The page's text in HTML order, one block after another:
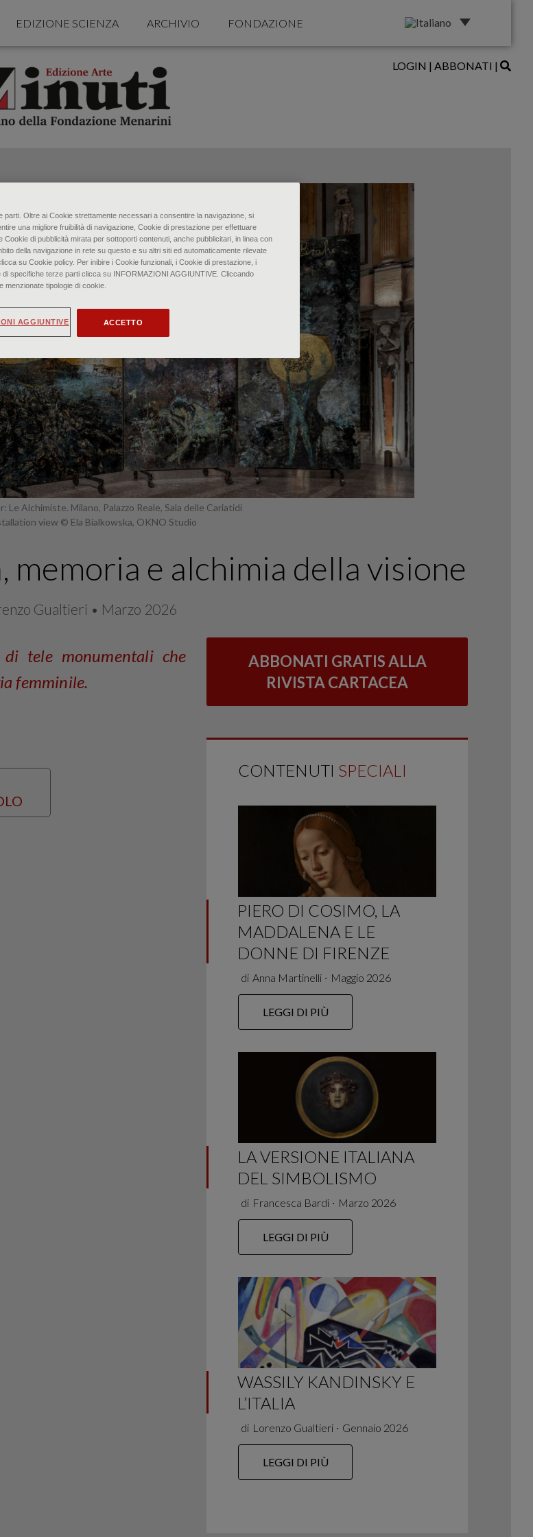
EDIZIONE SCIENZA ARCHIVIO FONDAZIONE
LOGIN | ABBONATI |
Le Alchimiste. Milano, Palazzo Reale, Sala delle Cariatidi
view © Ela Bialkowska, OKNO Studio
e alchimia della visione
Gualtieri • Marzo 2026
di tele monumentali che
femminile.
ABBONATI GRATIS ALLA
RIVISTA CARTACEA
CONTENUTI SPECIALI
PIERO DI COSIMO, LA
MADDALENA E LE
DONNE DI FIRENZE
di Anna Martinelli ∙ Maggio 2026
LEGGI DI PIÙ
LA VERSIONE ITALIANA
DEL SIMBOLISMO
di Francesca Bardi ∙ Marzo 2026
LEGGI DI PIÙ
WASSILY KANDINSKY E
L’ITALIA
di Lorenzo Gualtieri ∙ Gennaio 2026
LEGGI DI PIÙ
parti. Oltre ai Cookie strettamente necessari a consentire la navigazione, si
una migliore fruibilità di navigazione, Cookie di prestazione per effettuare
di pubblicità mirata per sottoporti contenuti, anche pubblicitari, in linea con
della navigazione in rete su questo e su altri siti ed automaticamente rilevate
su Cookie policy. Per inibire i Cookie funzionali, i Cookie di prestazione, i
di specifiche terze parti clicca su INFORMAZIONI AGGIUNTIVE. Cliccando
menzionate tipologie di cookie.
ACCETTO
AGGIUNTIVE